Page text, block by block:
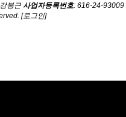
봉근 사업자등록번호: 616-24-93009
[로그인]